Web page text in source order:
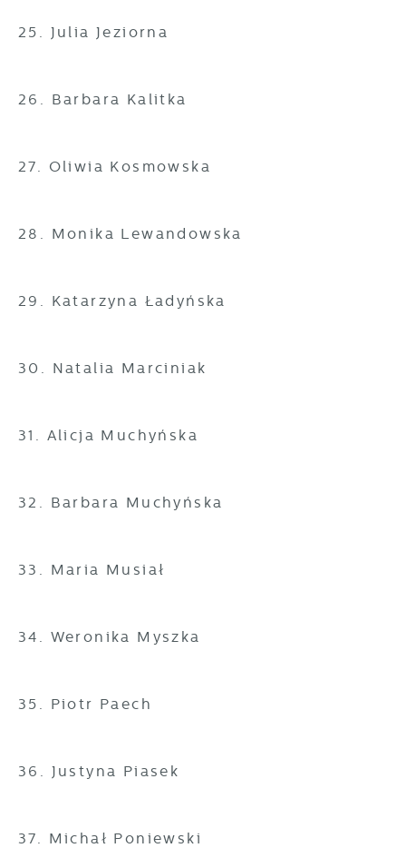
25. Julia Jeziorna
26. Barbara Kalitka
27. Oliwia Kosmowska
28. Monika Lewandowska
29. Katarzyna Ładyńska
30. Natalia Marciniak
31. Alicja Muchyńska
32. Barbara Muchyńska
33. Maria Musiał
34. Weronika Myszka
35. Piotr Paech
36. Justyna Piasek
37. Michał Poniewski